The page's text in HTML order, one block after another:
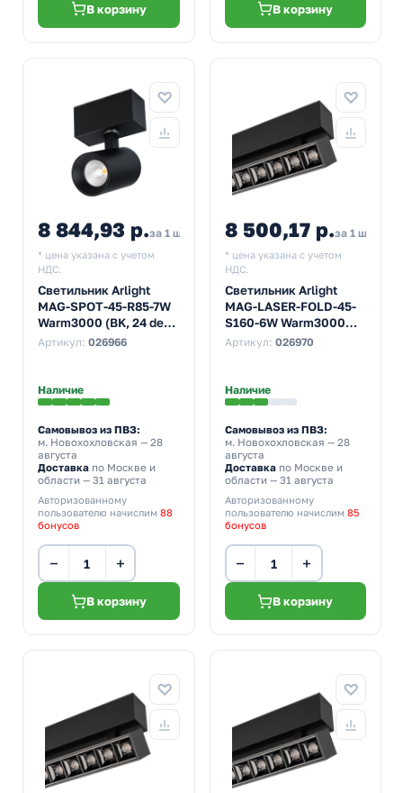
В корзину В корзину
8 844,93 р.за 1 шт
* цена указана с учетом
НДС.
Светильник Arlight
MAG-SPOT-45-R85-7W
Warm3000 (BK, 24 deg,
24V)
Артикул: 026966
Наличие
Самовывоз из ПВЗ:
м. Новохохловская — 28
августа
Доставка по Москве и
области — 31 августа
Авторизованному
пользователю начислим 88
бонусов
− +
В корзину
8 500,17 р.за 1 шт
* цена указана с учетом
НДС.
Светильник Arlight
MAG-LASER-FOLD-45-
S160-6W Warm3000
(BK, 15 deg, 24V)
Артикул: 026970
Наличие
Самовывоз из ПВЗ:
м. Новохохловская — 28
августа
Доставкапо Москве и
области — 31 августа
Авторизованному
пользователю начислим 85
бонусов
− +
В корзину